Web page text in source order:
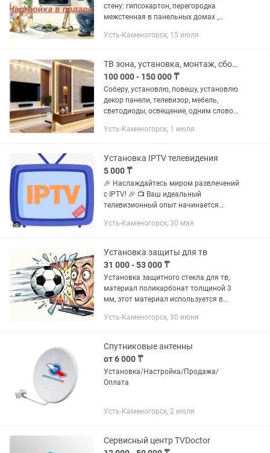
стену: гипсокартон, перегородка
межстенная в панельных домах ,
кронштейна (по необходимости).
(подбор...
Усть-Каменогорск, 15 июля
ТВ зона, установка, монтаж, сборка TV зона
100 000 - 150 000 ₸
Соберу, установлю, повешу, установлю
декор панели, телевизор, мебель,
светодиоды, освещение, одним словом
мебель сделать под ваши размеры!
Усть-Каменогорск, 1 июля
Установка IPTV телевидения
5 000 ₸
🎉 Наслаждайтесь миром развлечений
с IPTV! 🎉 📺 Ваш идеальный
телевизионный опыт начинается
фильмы, сериалы, спорт, детские
Усть-Каменогорск, 30 мая
Установка защиты для тв
31 000 - 53 000 ₸
Установка защитного стекла для тв,
материал поликарбонат толщиной 3
мм, этот материал используется в
температурным перепадам. -уровень
Усть-Каменогорск, 30 июня
Спутниковые антенны
от 6 000 ₸
Установка/Настройка/Продажа/
Оплата
Усть-Каменогорск, 2 июля
Сервисный центр TVDoctor